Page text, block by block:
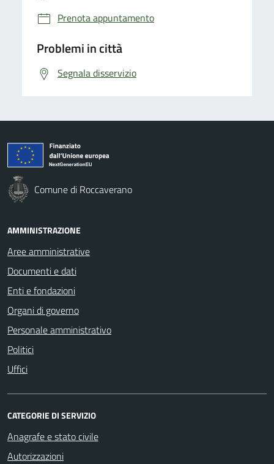
Prenota appuntamento
Problemi in città
Segnala disservizio
Comune di Roccaverano
AMMINISTRAZIONE
Aree amministrative
Documenti e dati
Enti e fondazioni
Organi di governo
Personale amministrativo
Politici
Uffici
CATEGORIE DI SERVIZIO
Anagrafe e stato civile
Autorizzazioni